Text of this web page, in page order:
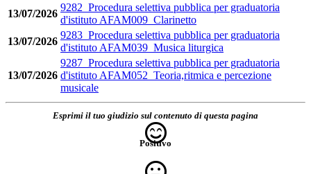
13/07/2026
9282_Procedura selettiva pubblica per graduatoria
d'istituto AFAM009_Clarinetto
13/07/2026
9283_Procedura selettiva pubblica per graduatoria
d'istituto AFAM039_Musica liturgica
13/07/2026
9287_Procedura selettiva pubblica per graduatoria
d'istituto AFAM052_Teoria,ritmica e percezione
musicale
Esprimi il tuo giudizio sul contenuto di questa pagina
Positivo